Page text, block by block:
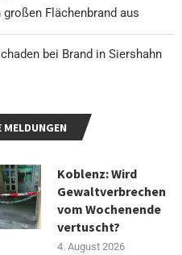
großen Flächenbrand aus
bei Brand in Siershahn
MELDUNGEN
Koblenz: Wird
Gewaltverbrechen
vom Wochenende
vertuscht?
4. August 2026